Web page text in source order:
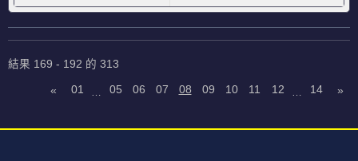
結果 169 - 192 的 313
« 01 05 06 07 08 09 10 11 12 14 »